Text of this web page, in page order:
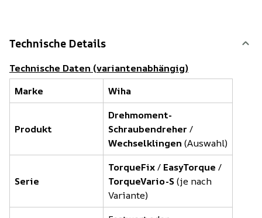
Technische Details
Technische Daten (variantenabhängig)
Marke
Wiha
Produkt
Drehmoment-
Schraubendreher /
Wechselklingen(Auswahl)
Serie
TorqueFix/ EasyTorque /
TorqueVario-S(je nach
Variante)